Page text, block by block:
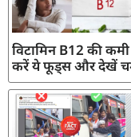
विटामिन B12 की
करें ये फूड्स और देखें